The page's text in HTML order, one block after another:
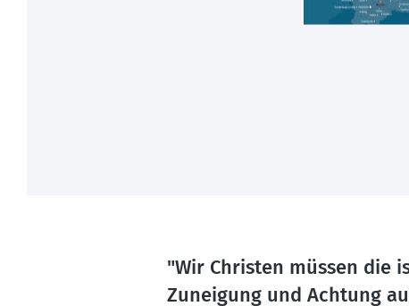
"Wir Christen müssen die
Zuneigung und Achtung